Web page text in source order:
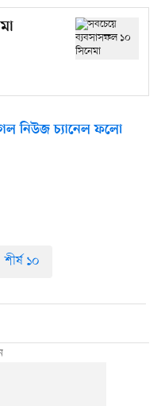
নিউজ চ্যানেল ফলো
শীর্ষ ১০